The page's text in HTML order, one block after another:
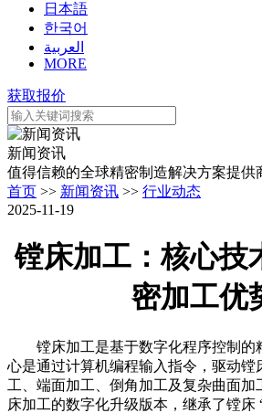
日本語
한국어
العربية
MORE
获取报价
新闻资讯
值得信赖的全球精密制造解决方案提供
首页 >> 新闻资讯 >> 行业动态
2025-11-19
镗床加工：核心技
密加工优
镗床加工是基于数字化程序控制的
心是通过计算机编程输入指令，驱动镗
工、端面加工、倒角加工及复杂曲面加
床加工的数字化升级版本，继承了镗床